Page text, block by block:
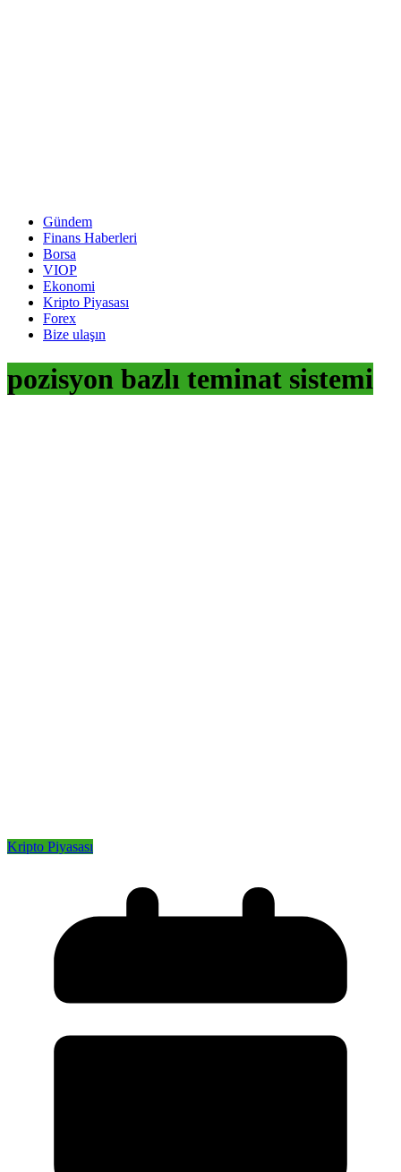
Gündem
Finans Haberleri
Borsa
VIOP
Ekonomi
Kripto Piyasası
Forex
Bize ulaşın
pozisyon bazlı teminat sistemi
Kripto Piyasası